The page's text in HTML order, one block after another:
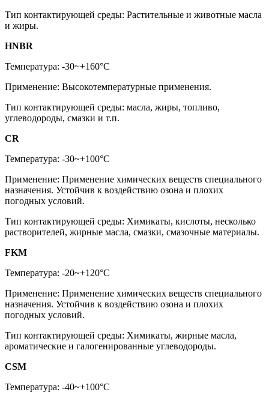
Тип контактирующей среды: Растительные и животные масла
и жиры.
HNBR
Температура: -30~+160°C
Применение: Высокотемпературные применения.
Тип контактирующей среды: масла, жиры, топливо,
углеводороды, смазки и т.п.
CR
Температура: -30~+100°C
Применение: Применение химических веществ специального
назначения. Устойчив к воздействию озона и плохих
погодных условий.
Тип контактирующей среды: Химикаты, кислоты, несколько
растворителей, жирные масла, смазки, смазочные материалы.
FKM
Температура: -20~+120°C
Применение: Применение химических веществ специального
назначения. Устойчив к воздействию озона и плохих
погодных условий.
Тип контактирующей среды: Химикаты, жирные масла,
ароматические и галогенированные углеводороды.
CSM
Температура: -40~+100°C